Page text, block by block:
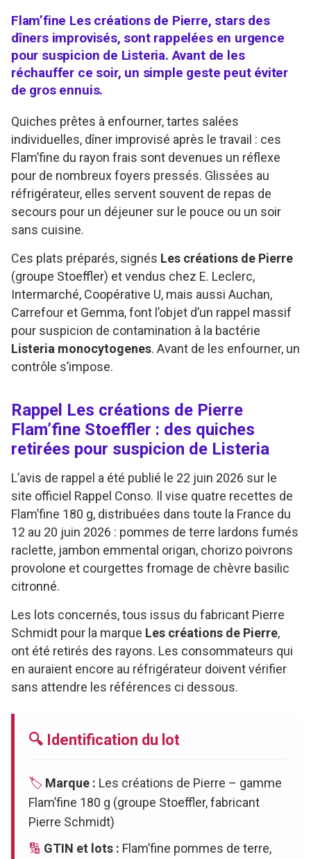
Flam’fine Les créations de Pierre, stars des
dîners improvisés, sont rappelées en urgence
pour suspicion de Listeria. Avant de les
réchauffer ce soir, un simple geste peut éviter
de gros ennuis.
Quiches prêtes à enfourner, tartes salées
individuelles, dîner improvisé après le travail : ces
Flam’fine du rayon frais sont devenues un réflexe
pour de nombreux foyers pressés. Glissées au
réfrigérateur, elles servent souvent de repas de
secours pour un déjeuner sur le pouce ou un soir
sans cuisine.
Ces plats préparés, signés Les créations de Pierre
(groupe Stoeffler) et vendus chez E. Leclerc,
Intermarché, Coopérative U, mais aussi Auchan,
Carrefour et Gemma, font l’objet d’un rappel massif
pour suspicion de contamination à la bactérie
Listeria monocytogenes. Avant de les enfourner, un
contrôle s’impose.
Rappel Les créations de Pierre
Flam’fine Stoeffler : des quiches
retirées pour suspicion de Listeria
L’avis de rappel a été publié le 22 juin 2026 sur le
site officiel Rappel Conso. Il vise quatre recettes de
Flam’fine 180 g, distribuées dans toute la France du
12 au 20 juin 2026 : pommes de terre lardons fumés
raclette, jambon emmental origan, chorizo poivrons
provolone et courgettes fromage de chèvre basilic
citronné.
Les lots concernés, tous issus du fabricant Pierre
Schmidt pour la marque Les créations de Pierre,
ont été retirés des rayons. Les consommateurs qui
en auraient encore au réfrigérateur doivent vérifier
sans attendre les références ci dessous.
🔍 Identification du lot
🏷️ Marque : Les créations de Pierre – gamme
Flam’fine 180 g (groupe Stoeffler, fabricant
Pierre Schmidt)
🔢 GTIN et lots : Flam’fine pommes de terre,